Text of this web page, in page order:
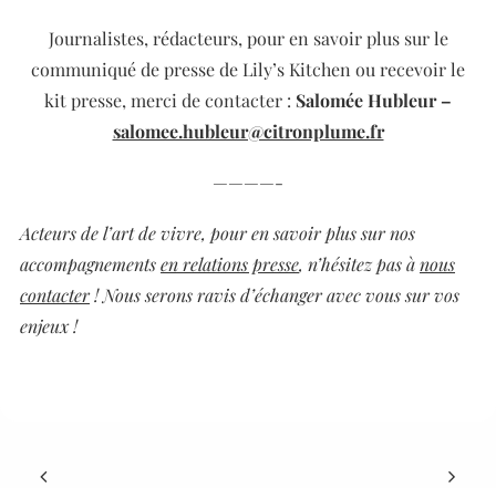
Journalistes, rédacteurs, pour en savoir plus sur le
communiqué de presse de Lily’s Kitchen ou recevoir le
kit presse, merci de contacter : SaloméeHubleur –
salomee.hubleur@citronplume.fr
————-
Acteurs de l’art de vivre, pour en savoir plus sur nos
accompagnementsen relations presse, n’hésitez pas ànous
contacter! Nous serons ravis d’échanger avec vous sur vos
enjeux !